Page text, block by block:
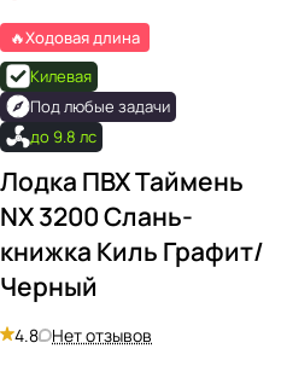
🔥Ходовая длина
Килевая
Под любые задачи
до 9.8 лс
Лодка ПВХ Таймень
NX 3200 Слань-
книжка Киль Графит/
Черный
4.8 Нет отзывов